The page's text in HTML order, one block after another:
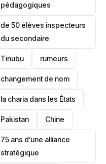
pédagogiques
de 50 élèves inspecteurs
du secondaire
Tinubu rumeurs
changement de nom
la charia dans les États
‎Pakistan Chine
75 ans d’une alliance
stratégique